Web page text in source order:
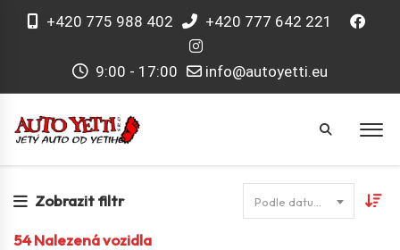
+420 775 988 402 +420 777 642 221
9:00 - 17:00 info@autoyetti.eu
Zobrazit filtr
54Nalezená vozidla